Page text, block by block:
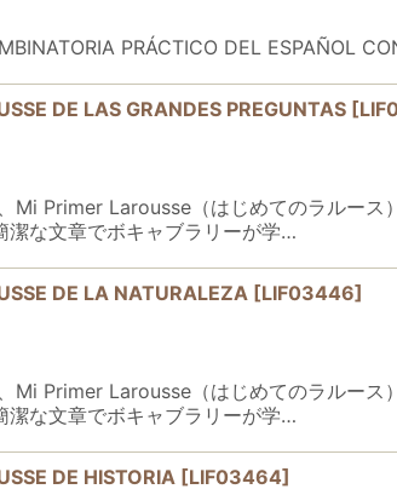
PRÁCTICO DEL ESPAÑOL
DE LAS GRANDES PREGUNTAS [
Mi Primer Larousse（はじめてのラルース
潔な文章でボキャブラリーが学…
DE LA NATURALEZA [LIF03446]
Mi Primer Larousse（はじめてのラルース
潔な文章でボキャブラリーが学…
DE HISTORIA [LIF03464]